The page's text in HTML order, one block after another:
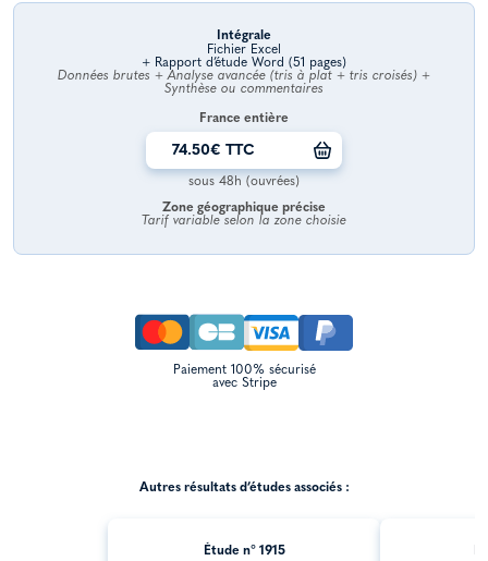
Intégrale
Fichier Excel
+ Rapport d’étude Word (51 pages)
Données brutes + Analyse avancée (tris à plat + tris croisés) +
Synthèse ou commentaires
France entière
74.50€ TTC
sous 48h (ouvrées)
Zone géographique précise
Tarif variable selon la zone choisie
Paiement 100% sécurisé
avec Stripe
Autres résultats d’études associés :
Étude n° 1915